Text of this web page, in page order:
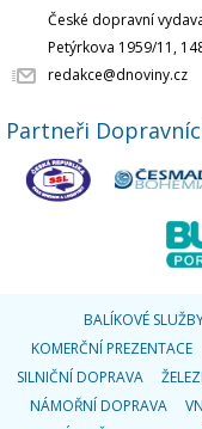
České dopravní
Petýrkova 1959/11,
redakce@dnoviny.cz
Partneři
BALÍKOVÉ
KOMERČNÍ PREZENTACE
SILNIČNÍ DOPRAVA
NÁMOŘNÍ DOPRAVA